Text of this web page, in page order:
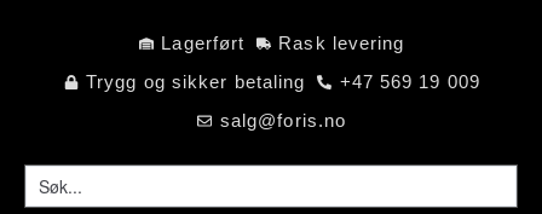
Lagerført
Rask levering
Trygg og sikker betaling
+47 569 19 009
salg@foris.no